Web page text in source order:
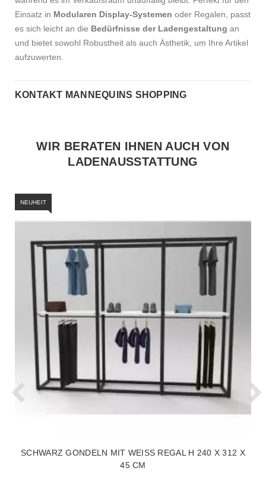
Einsatz in Modularen Display-Systemen oder Regalen, passt
es sich leicht an die Bedürfnisse der Ladengestaltung an
und bietet sowohl Robustheit als auch Ästhetik, um Ihre Artikel
aufzuwerten.
KONTAKT MANNEQUINS SHOPPING
WIR BERATEN IHNEN AUCH VON
LADENAUSSTATTUNG
NEUHEIT
SCHWARZ GONDELN MIT WEISS REGAL H 240 X 312 X
45 CM